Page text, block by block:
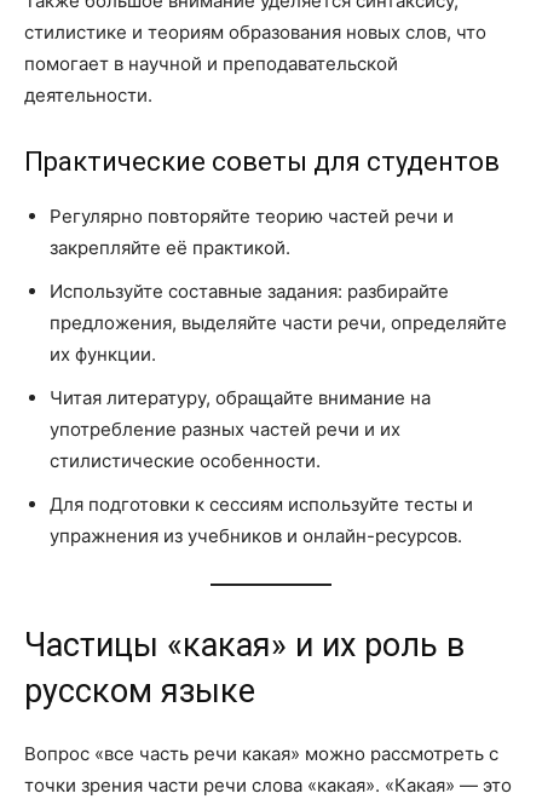
стилистике и теориям образования новых слов, что
помогает в научной и преподавательской
деятельности.
Практические советы для студентов
Регулярно повторяйте теорию частей речи и
закрепляйте её практикой.
Используйте составные задания: разбирайте
предложения, выделяйте части речи, определяйте
их функции.
Читая литературу, обращайте внимание на
употребление разных частей речи и их
стилистические особенности.
Для подготовки к сессиям используйте тесты и
упражнения из учебников и онлайн-ресурсов.
Частицы «какая» и их роль в
русском языке
Вопрос «все часть речи какая» можно рассмотреть с
точки зрения части речи слова «какая». «Какая» — это